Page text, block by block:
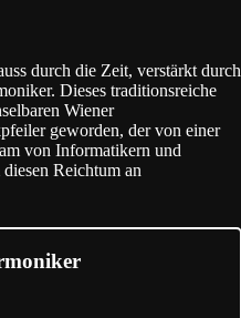
durch die Zeit, verstärkt durch
Dieses traditionsreiche
Wiener
geworden, der von einer
von Informatikern und
Reichtum an